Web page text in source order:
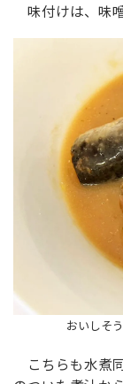
味付けは、味
おいしそ
こちらも水煮